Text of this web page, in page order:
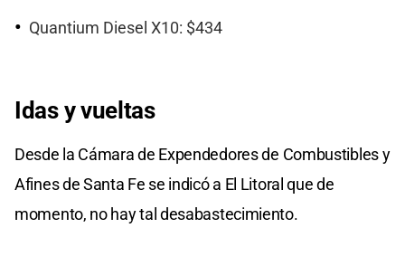
Quantium Diesel X10: $434
Idas y vueltas
Desde la Cámara de Expendedores de Combustibles y
Afines de Santa Fe se indicó a El Litoral que de
momento, no hay tal desabastecimiento.